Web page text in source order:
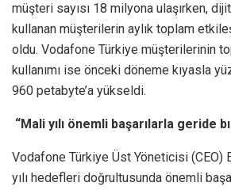
müşteri sayısı 18 milyona ulaşırken,
kullanan müşterilerin aylık toplam
oldu. Vodafone Türkiye müşterilerinin
kullanımı ise önceki döneme kıyasla
960 petabyte’a yükseldi.
“Mali yılı önemli başarılarla geride
Vodafone Türkiye Üst Yöneticisi (CEO)
yılı hedefleri doğrultusunda önemli